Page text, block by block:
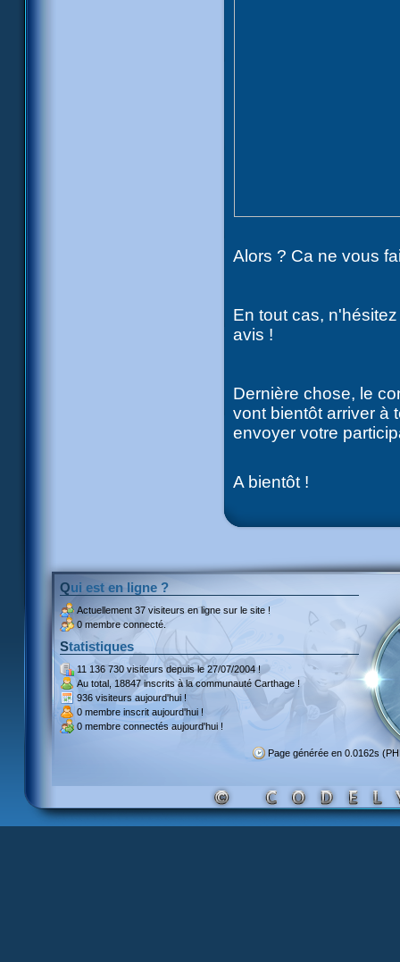
Alors ? Ca ne vous
En tout cas,
avis !
Dernière chose, le
vont bientôt arriver à
envoyer votre
A bientôt !
Qui est en ligne ?
Actuellement 37 visiteurs en ligne sur le site !
0 membre connecté.
Statistiques
11 136 730 visiteursdepuis le 27/07/2004 !
Au total, 18847 inscritsà la communauté Carthage !
936 visiteurs aujourd'hui !
0 membre inscrit aujourd'hui !
0 membre connectés aujourd'hui !
Page générée en 0.0162s